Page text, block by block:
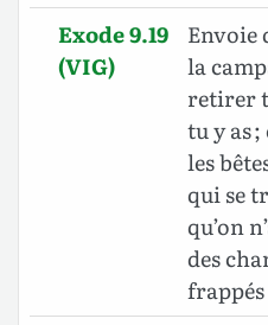
Exode 9.19
(VIG)
Envoie
la
retirer
tu y as
les
qui se
qu’on
des